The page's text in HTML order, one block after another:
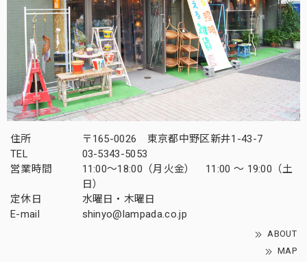
住所
〒165-0026 東京都中野区新井1-43-7
TEL
03-5343-5053
営業時間
11:00～18:00（月火金） 11:00 ～ 19:00（土
日）
定休日
水曜日・木曜日
E-mail
shinyo@lampada.co.jp
ABOUT
MAP